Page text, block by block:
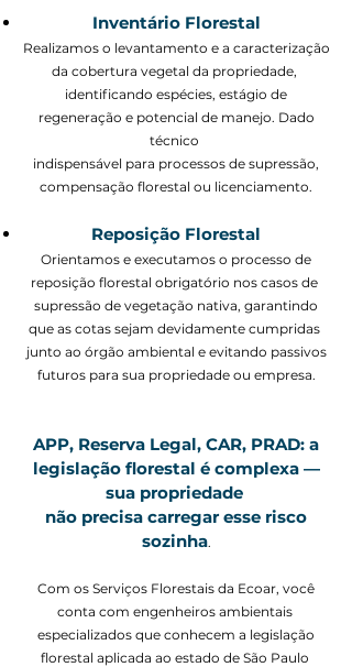
Inventário Florestal
Realizamos o levantamento e a caracterização
da cobertura vegetal da propriedade,
identificando espécies, estágio de
regeneração e potencial de manejo. Dado
técnico
indispensável para processos de supressão,
compensação florestal ou licenciamento.
Reposição Florestal
Orientamos e executamos o processo de
reposição florestal obrigatório nos casos de
supressão de vegetação nativa, garantindo
que as cotas sejam devidamente cumpridas
junto ao órgão ambiental e evitando passivos
futuros para sua propriedade ou empresa.
APP, Reserva Legal, CAR, PRAD: a
legislação florestal é complexa —
sua propriedade
não precisa carregar esse risco
sozinha.
Com os Serviços Florestais da Ecoar, você
conta com engenheiros ambientais
especializados que conhecem a legislação
florestal aplicada ao estado de São Paulo